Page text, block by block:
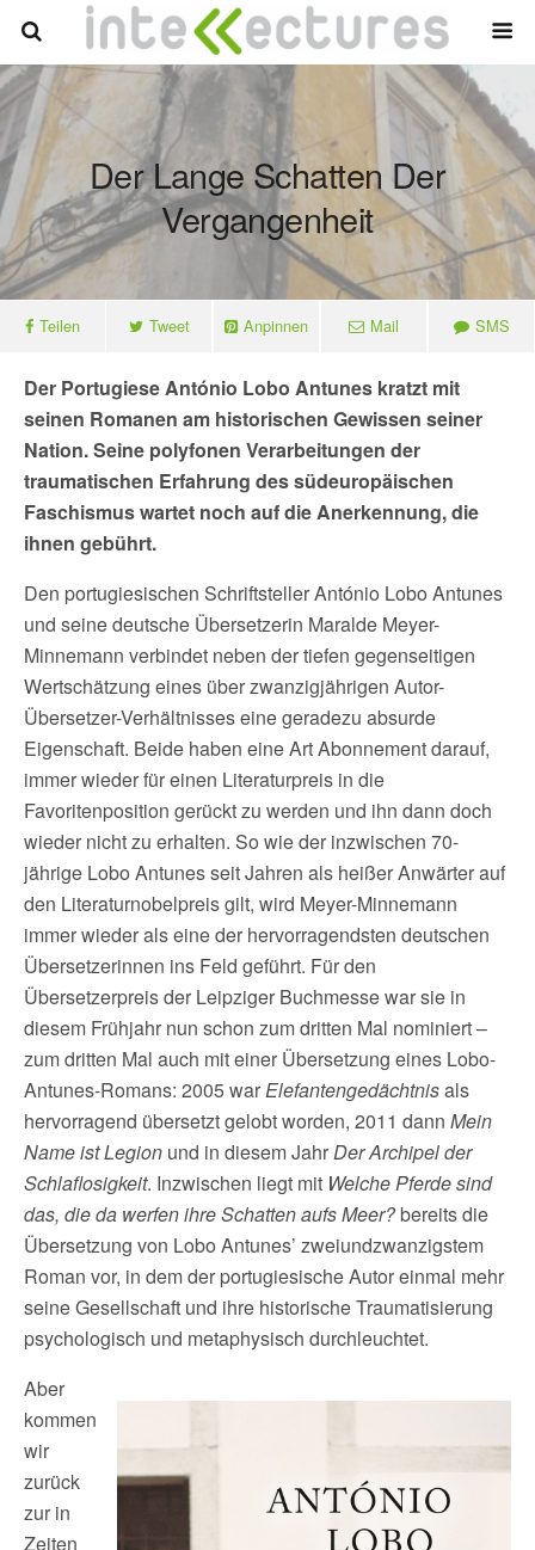
Der Lange Schatten Der
Vergangenheit
Teilen Tweet Anpinnen Mail SMS
Der Portugiese António Lobo Antunes kratzt mit
seinen Romanen am historischen Gewissen seiner
Nation. Seine polyfonen Verarbeitungen der
traumatischen Erfahrung des südeuropäischen
Faschismus wartet noch auf die Anerkennung, die
ihnen gebührt.
Den portugiesischen Schriftsteller António Lobo Antunes
und seine deutsche Übersetzerin Maralde Meyer-
Minnemann verbindet neben der tiefen gegenseitigen
Wertschätzung eines über zwanzigjährigen Autor-
Übersetzer-Verhältnisses eine geradezu absurde
Eigenschaft. Beide haben eine Art Abonnement darauf,
immer wieder für einen Literaturpreis in die
Favoritenposition gerückt zu werden und ihn dann doch
wieder nicht zu erhalten. So wie der inzwischen 70-
jährige Lobo Antunes seit Jahren als heißer Anwärter auf
den Literaturnobelpreis gilt, wird Meyer-Minnemann
immer wieder als eine der hervorragendsten deutschen
Übersetzerinnen ins Feld geführt. Für den
Übersetzerpreis der Leipziger Buchmesse war sie in
diesem Frühjahr nun schon zum dritten Mal nominiert –
zum dritten Mal auch mit einer Übersetzung eines Lobo-
Antunes-Romans: 2005 warElefantengedächtnisals
hervorragend übersetzt gelobt worden, 2011 dann Mein
Name ist Legion und in diesem JahrDer Archipel der
Schlaflosigkeit. Inzwischen liegt mit Welche Pferde sind
das, die da werfen ihre Schatten aufs Meer?bereits die
Übersetzung von Lobo Antunes’ zweiundzwanzigstem
Roman vor, in dem der portugiesische Autor einmal mehr
seine Gesellschaft und ihre historische Traumatisierung
psychologisch und metaphysisch durchleuchtet.
Aber
kommen
wir
zurück
zur in
Zeiten